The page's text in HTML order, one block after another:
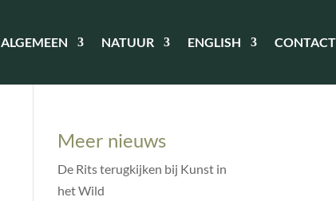
ALGEMEEN NATUUR ENGLISH CONTACT
Meer nieuws
De Rits terugkijken bij Kunst in
het Wild